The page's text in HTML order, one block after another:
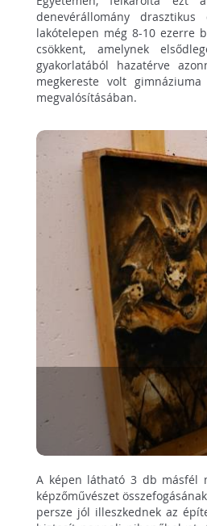
denevérállomány
lakótelepen még 8-10 ezerre
csökkent, amelynek
gyakorlatából hazatérve
megkereste volt
megvalósításában.
A képen látható 3 db másfél
képzőművészet
persze jól illeszkednek az